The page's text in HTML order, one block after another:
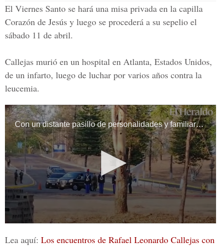
El Viernes Santo se hará una misa privada en la capilla
Corazón de Jesús y luego se procederá a su sepelio el
sábado 11 de abril.
Callejas murió en un hospital en Atlanta, Estados Unidos,
de un infarto, luego de luchar por varios años contra la
leucemia.
Lea aquí: Los encuentros de Rafael Leonardo Callejas con